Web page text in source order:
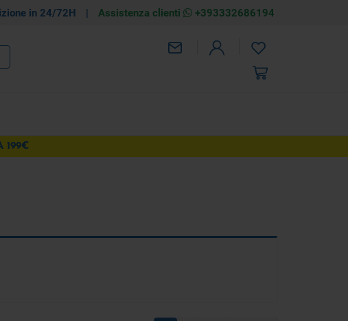
in 24/72H | Assistenza clienti +393332686194
199€